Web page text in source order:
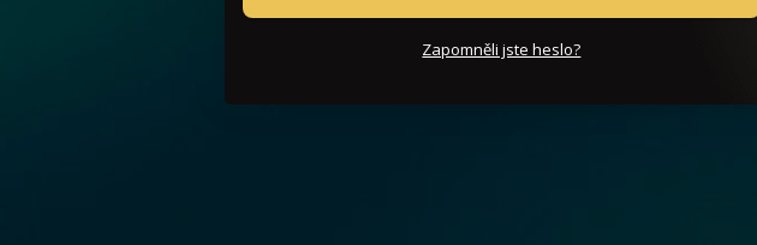
Zapomněli jste heslo?